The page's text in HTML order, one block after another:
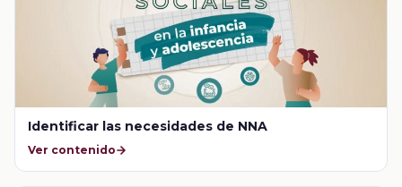
Identificar las necesidades de NNA
Ver contenido